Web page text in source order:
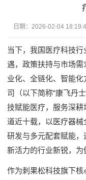
日期： 2026-02-04
当下，我国医疗科技
遇，政策扶持与市场
业化、全链化、智能
司（以下简称“康飞丹
技赋能医疗，服务深耕
道近十载，以医疗器
研发与多元配套赋能，
新活力的行业新锐，为
作为刺果松科技旗下